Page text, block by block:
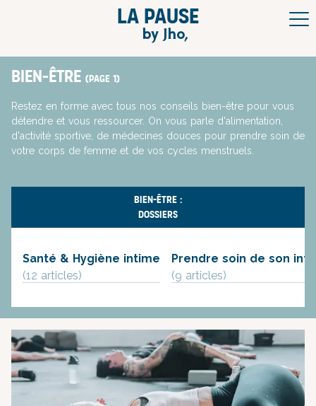
La pause
by Jho,
Bien-Être (page 1)
Restez en forme avec tous nos conseils bien-être pour vous
détendre et vous ressourcer. On vous parle d'alimentation,
d'activité sportive, de médecines douces pour prendre soin de
votre corps de femme et de vos cycles menstruels.
BIEN-ÊTRE :
DOSSIERS
Santé & Hygiène intime
(12 articles)
Prendre soin de son
(9 articles)